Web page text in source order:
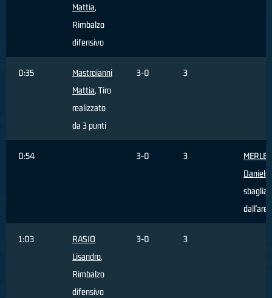
Mattia,
Rimbalzo
difensivo
0:35
Mastroianni
Mattia, Tiro
realizzato
da 3 punti
3-0 3
0:54 3-0 3
Daniele
dall'area
1:03
RASIO
Lisandro,
Rimbalzo
difensivo
3-0 3